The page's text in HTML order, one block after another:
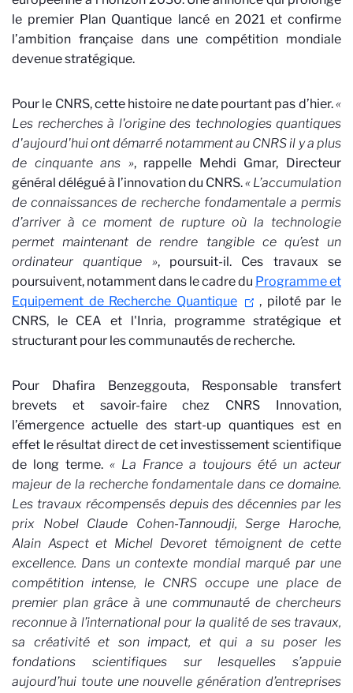
le premier Plan Quantique lancé en 2021 et confirme
l’ambition française dans une compétition mondiale
devenue stratégique.
Pour le CNRS, cette histoire ne date pourtant pas d’hier.«
Les recherches à l'origine des technologies quantiques
d'aujourd'hui ont démarré notamment au CNRS il y a plus
de cinquante ans », rappelle Mehdi Gmar, Directeur
général délégué à l’innovation du CNRS.« L’accumulation
de connaissances de recherche fondamentale a permis
d’arriver à ce moment de rupture où la technologie
permet maintenant de rendre tangible ce qu’est un
ordinateur quantique », poursuit-il. Ces travaux se
poursuivent, notamment dans le cadre du Programme et
Equipement de Recherche Quantique
, piloté par le
CNRS, le CEA et l'Inria, programme stratégique et
structurant pour les communautés de recherche.
Pour Dhafira Benzeggouta, Responsable transfert
brevets et savoir-faire chez CNRS Innovation,
l’émergence actuelle des start-up quantiques est en
effet le résultat direct de cet investissement scientifique
de long terme. « La France a toujours été un acteur
majeur de la recherche fondamentale dans ce domaine.
Les travaux récompensés depuis des décennies par les
prix Nobel Claude Cohen-Tannoudji, Serge Haroche,
Alain Aspect et Michel Devoret témoignent de cette
excellence. Dans un contexte mondial marqué par une
compétition intense, le CNRS occupe une place de
premier plan grâce à une communauté de chercheurs
reconnue à l’international pour la qualité de ses travaux,
sa créativité et son impact, et qui a su poser les
fondations scientifiques sur lesquelles s’appuie
aujourd’hui toute une nouvelle génération d’entreprises